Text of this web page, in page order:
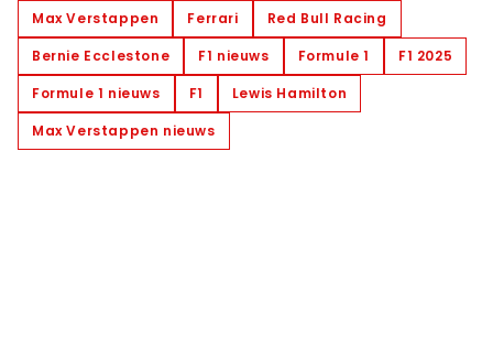
Max Verstappen Ferrari
Red Bull Racing
Bernie Ecclestone
F1 nieuws Formule 1
F1 2025
Formule 1 nieuws
F1
Lewis Hamilton
Max Verstappen nieuws